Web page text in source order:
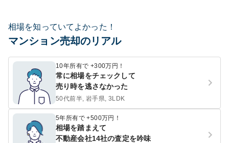
相場を知っていてよかった！
マンション売却のリアル
10年所有で +300万円！
常に相場をチェックして
売り時を逃さなかった
50代前半, 岩手県, 3LDK
5年所有で +500万円！
相場を踏まえて
不動産会社14社の査定を吟味